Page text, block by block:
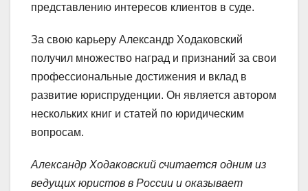
представлению интересов клиентов в суде.
За свою карьеру Александр Ходаковский
получил множество наград и признаний за свои
профессиональные достижения и вклад в
развитие юриспруденции. Он является автором
нескольких книг и статей по юридическим
вопросам.
Александр Ходаковский считается одним из
ведущих юристов в России и оказывает